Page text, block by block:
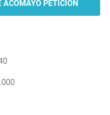
ACOMAYO PETICIÓN